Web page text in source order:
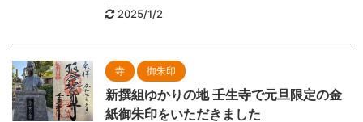
2025/1/2
寺 御朱印
新撰組ゆかりの地 壬生寺で元旦限定の金
紙御朱印をいただきました